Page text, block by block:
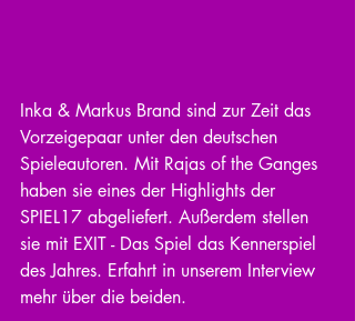
Inka & Markus Brand sind zur Zeit das
Vorzeigepaar unter den deutschen
Spieleautoren. Mit Rajas of the Ganges
haben sie eines der Highlights der
SPIEL17 abgeliefert. Außerdem stellen
sie mit EXIT - Das Spiel das Kennerspiel
des Jahres. Erfahrt in unserem Interview
mehr über die beiden.